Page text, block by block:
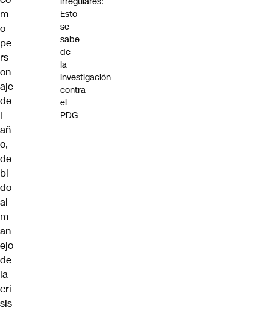
m
o
pe
rs
on
aje
de
l
añ
o,
de
bi
do
al
m
an
ejo
de
la
cri
sis
Esto
se
sabe
de
la
investigación
contra
el
PDG